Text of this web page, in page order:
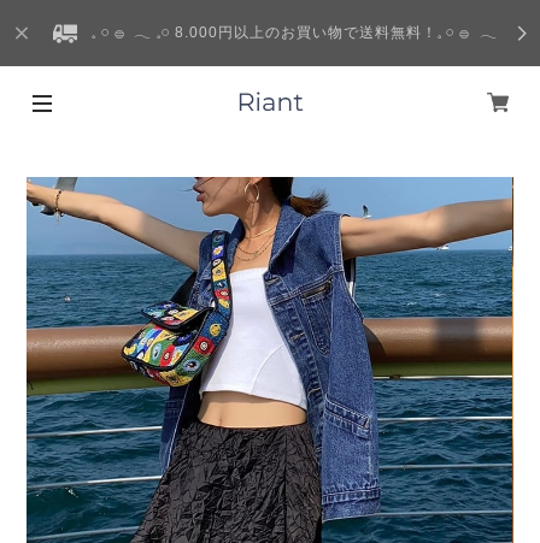
𓈒 𓏸 𓐍 𓂃 𓈒𓏸 8.000円以上のお買い物で送料無料！𓈒 𓏸 𓐍 𓂃